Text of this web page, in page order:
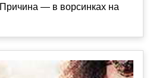
— в ворсинках на